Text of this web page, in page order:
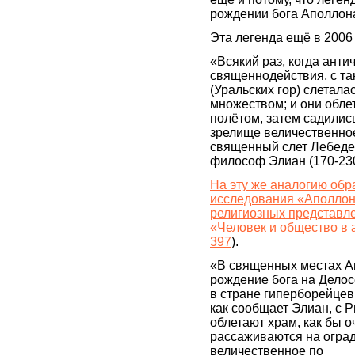
рождении бога
Эта легенда ещё в
«Всякий раз, когда
священнодействия, с
(Уральских гор)
множеством; и они
полётом, затем
зрелище
священный слет
философ Элиан (170-230
На эту же аналогию
исследования
религиозных
«Человек и общество в
397).
«В священных местах
рождение бога на
в стране
как сообщает Элиан, с
облетают храм, как бы
рассаживаются на
величественное по